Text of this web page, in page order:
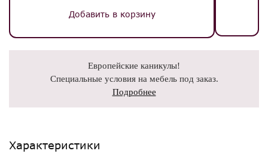
Добавить в корзину
Европейские каникулы!
Специальные условия на мебель под заказ.
Подробнее
Характеристики